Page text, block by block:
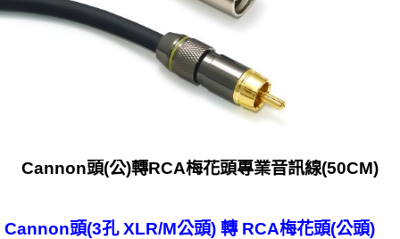
Cannon頭(公)轉RCA梅花頭專業音訊線(50CM)
Cannon頭(3孔 XLR/M公頭) 轉 RCA梅花頭(公頭)